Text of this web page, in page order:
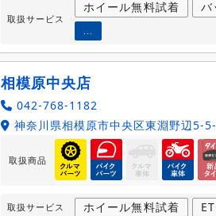
取扱サービス
ホイール無料試着 バ
...
相模原中央店
042-768-1182
神奈川県相模原市中央区東淵野辺5-
取扱商品
取扱サービス ホイール無料試着